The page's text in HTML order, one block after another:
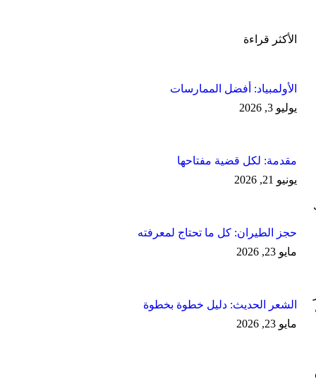
الأكثر قراءة
الأولمبياد: أفضل الممارسات
يوليو 3, 2026
مقدمة: لكل قضية مفتاحها
يونيو 21, 2026
حجز الطيران: كل ما تحتاج لمعرفته
مايو 23, 2026
الشعر الحديث: دليل خطوة بخطوة
مايو 23, 2026